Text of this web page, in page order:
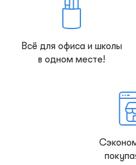
Всё для офиса и школы
в одном месте!